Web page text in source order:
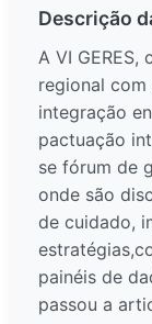
Descrição
A VI
regional
integração
pactuação
se fórum de
onde são
de cuidado,
painéis de
passou a